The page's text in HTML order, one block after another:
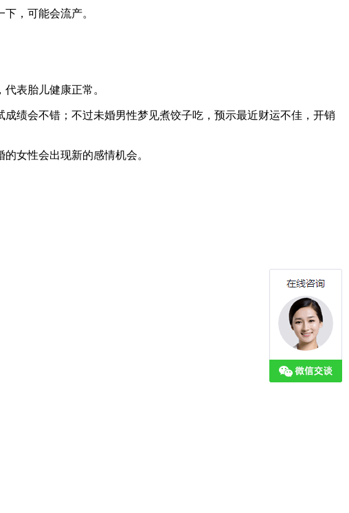
，可能会流产。
表胎儿健康正常。
绩会不错；不过未婚男性梦见煮饺子吃，预示最近财运不佳，开销
女性会出现新的感情机会。